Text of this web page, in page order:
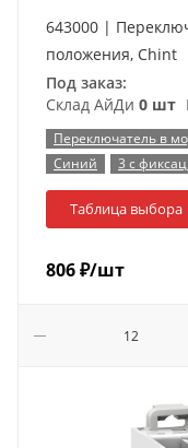
643000 |
положения, Chint
Под заказ:
Склад АйДи 0 шт
Переключатель в
Синий
3 с
Таблица выбора
806₽/шт